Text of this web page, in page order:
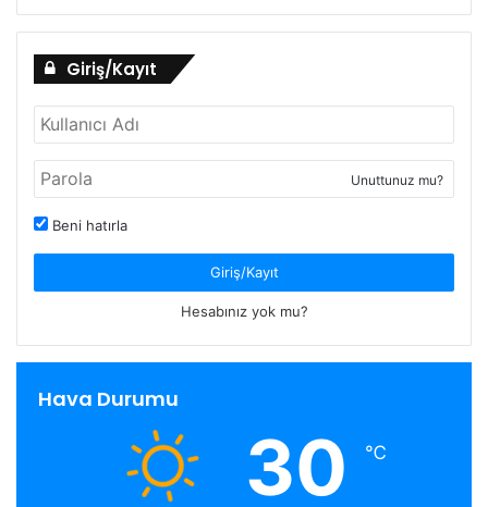
Giriş/Kayıt
Unuttunuz mu?
Beni hatırla
Giriş/Kayıt
Hesabınız yok mu?
Hava Durumu
30 ℃